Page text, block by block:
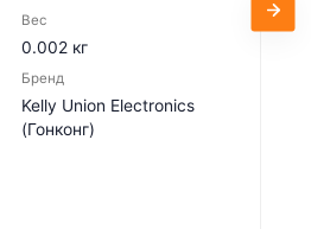
Вес
0.002 кг
Бренд
Kelly Union Electronics
(Гонконг)